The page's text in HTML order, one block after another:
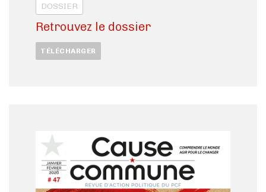
DOSSIER
Retrouvez le dossier
TÉLÉCHARGER